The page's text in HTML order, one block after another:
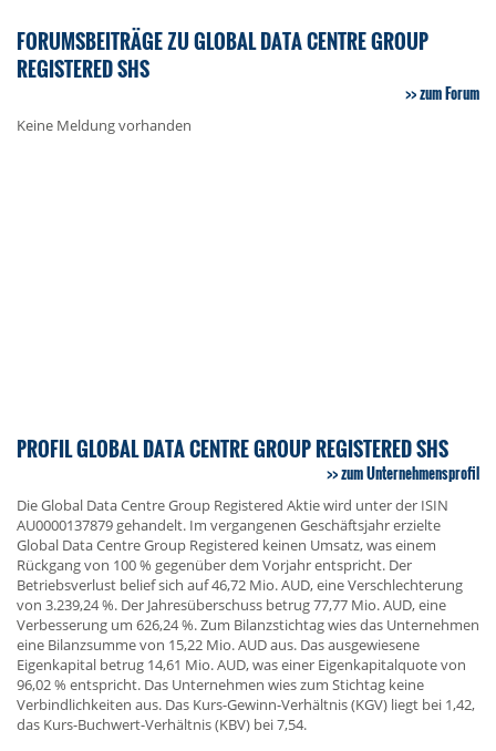
FORUMSBEITRÄGE ZU GLOBAL DATA CENTRE GROUP
REGISTERED SHS
zum Forum
Keine Meldung vorhanden
PROFIL GLOBAL DATA CENTRE GROUP REGISTERED SHS
zum Unternehmensprofil
Die Global Data Centre Group Registered Aktie wird unter der ISIN
AU0000137879 gehandelt. Im vergangenen Geschäftsjahr erzielte
Global Data Centre Group Registered keinen Umsatz, was einem
Rückgang von 100 % gegenüber dem Vorjahr entspricht. Der
Betriebsverlust belief sich auf 46,72 Mio. AUD, eine Verschlechterung
von 3.239,24 %. Der Jahresüberschuss betrug 77,77 Mio. AUD, eine
Verbesserung um 626,24 %. Zum Bilanzstichtag wies das Unternehmen
eine Bilanzsumme von 15,22 Mio. AUD aus. Das ausgewiesene
Eigenkapital betrug 14,61 Mio. AUD, was einer Eigenkapitalquote von
96,02 % entspricht. Das Unternehmen wies zum Stichtag keine
Verbindlichkeiten aus. Das Kurs-Gewinn-Verhältnis (KGV) liegt bei 1,42,
das Kurs-Buchwert-Verhältnis (KBV) bei 7,54.